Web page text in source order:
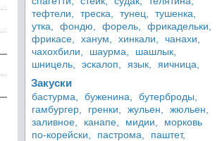
тефтели,
треска, тунец,
тушенка,
утка,
фондю, форель,
фрикадельки,
фрикасе,
ханум, хинкали,
чанахи,
чахохбили,
шаурма,
шашлык,
шницель,
эскалоп, язык, яичница,
Закуски
бастурма, буженина,
бутерброды,
гамбургер,
гренки, жульен,
жюльен,
заливное,
канапе, мидии,
морковь
по-корейски,
пастрома,
паштет,